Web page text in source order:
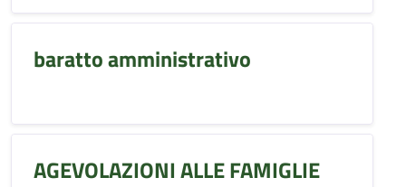
baratto amministrativo
AGEVOLAZIONI ALLE FAMIGLIE